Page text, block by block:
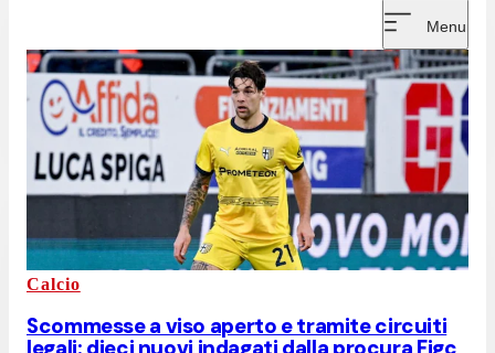
Menu
Calcio
Scommesse a viso aperto e tramite circuiti